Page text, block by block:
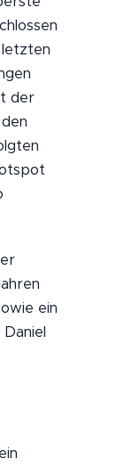
letzten
der
ein